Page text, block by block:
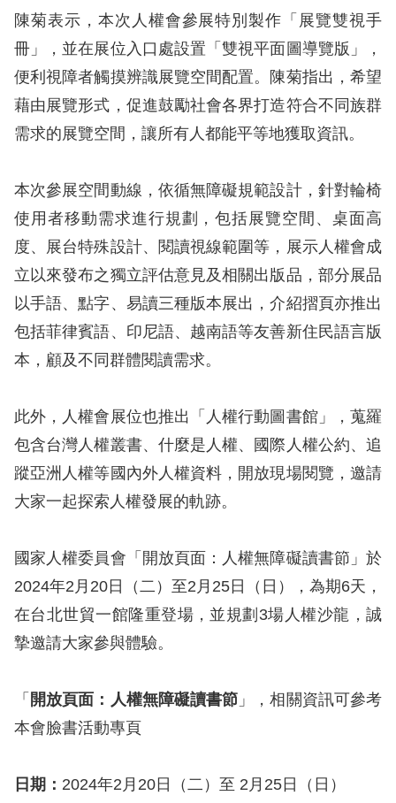
人
權
業
務
核
權
公
約
陳
情
申
訴
人
資
料
庫
無
快
捷
擇
陳菊表示，本次人權會參展特別製作「展覽雙視手
冊」，並在展位入口處設置「雙視平面圖導覽版」，
便利視障者觸摸辨識展覽空間配置。陳菊指出，希望
藉由展覽形式，促進鼓勵社會各界打造符合不同族群
需求的展覽空間，讓所有人都能平等地獲取資訊。
本次參展空間動線，依循無障礙規範設計，針對輪椅
使用者移動需求進行規劃，包括展覽空間、桌面高
度、展台特殊設計、閱讀視線範圍等，展示人權會成
立以來發布之獨立評估意見及相關出版品，部分展品
以手語、點字、易讀三種版本展出，介紹摺頁亦推出
包括菲律賓語、印尼語、越南語等友善新住民語言版
本，顧及不同群體閱讀需求。
此外，人權會展位也推出「人權行動圖書館」，蒐羅
包含台灣人權叢書、什麼是人權、國際人權公約、追
蹤亞洲人權等國內外人權資料，開放現場閱覽，邀請
大家一起探索人權發展的軌跡。
國家人權委員會「開放頁面：人權無障礙讀書節」於
2024年2月20日（二）至2月25日（日），為期6天，
在台北世貿一館隆重登場，並規劃3場人權沙龍，誠
摯邀請大家參與體驗。
「 開放頁面：人權無障礙讀書節 」，相關資訊可參考
本會臉書活動專頁
日期： 2024年2月20日（二）至 2月25日（日）